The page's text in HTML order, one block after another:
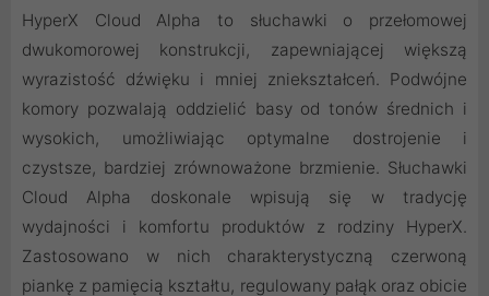
HyperX Cloud Alpha to słuchawki o przełomowej
dwukomorowej konstrukcji, zapewniającej większą
wyrazistość dźwięku i mniej zniekształceń. Podwójne
komory pozwalają oddzielić basy od tonów średnich i
wysokich, umożliwiając optymalne dostrojenie i
czystsze, bardziej zrównoważone brzmienie. Słuchawki
Cloud Alpha doskonale wpisują się w tradycję
wydajności i komfortu produktów z rodziny HyperX.
Zastosowano w nich charakterystyczną czerwoną
piankę z pamięcią kształtu, regulowany pałąk oraz obicie